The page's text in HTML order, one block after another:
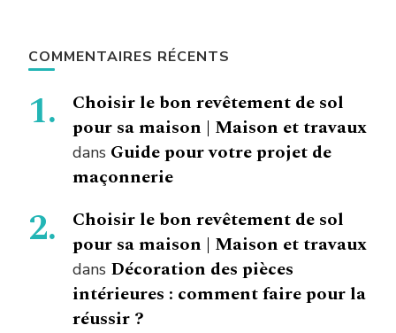
COMMENTAIRES RÉCENTS
Choisir le bon revêtement de sol
pour sa maison | Maison et travaux
dans Guide pour votre projet de
maçonnerie
Choisir le bon revêtement de sol
pour sa maison | Maison et travaux
dans Décoration des pièces
intérieures : comment faire pour la
réussir ?